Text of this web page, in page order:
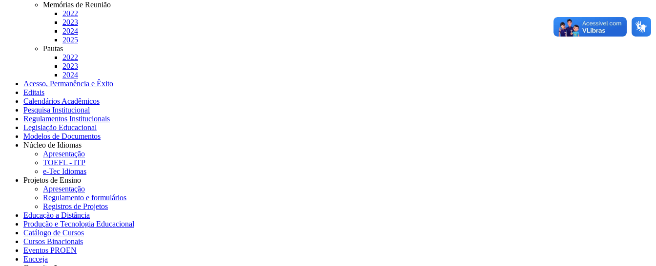
Memórias de Reunião
2022
2023
2024
2025
Pautas
2022
2023
2024
Acesso, Permanência e Êxito
Editais
Calendários Acadêmicos
Pesquisa Institucional
Regulamentos Institucionais
Legislação Educacional
Modelos de Documentos
Núcleo de Idiomas
Apresentação
TOEFL - ITP
e-Tec Idiomas
Projetos de Ensino
Apresentação
Regulamento e formulários
Registros de Projetos
Educação a Distância
Produção e Tecnologia Educacional
Catálogo de Cursos
Cursos Binacionais
Eventos PROEN
Encceja